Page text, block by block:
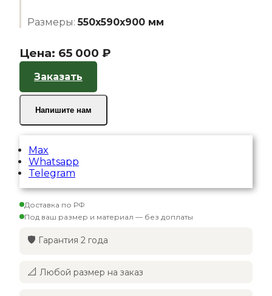
Размеры:550х590х900 мм
Цена: 65 000 ₽
Заказать
Напишите нам
Max
Whatsapp
Telegram
Доставка по РФ
Под ваш размер и материал — без доплаты
🛡️ Гарантия 2 года
📐 Любой размер на заказ